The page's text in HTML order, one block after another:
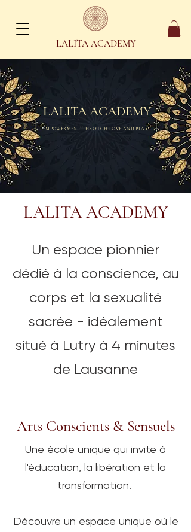
LALITA ACADEMY
LALITA ACADEMY
EMPOWERMENT THROUGH LOVE AND PLAY
LALITA ACADEMY
Un espace pionnier
dédié à la conscience, au
corps et la sexualité
sacrée - idéalement
situé à Lutry à 4 minutes
de Lausanne
Arts Conscients & Sensuels
Une école unique qui invite à
l'éducation, la libération et la
transformation.
Découvre un espace unique où le